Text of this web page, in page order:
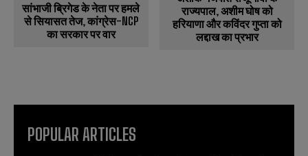
सांभाजी ब्रिगेड के नेता पर हमले
से सियासत तेज, कांग्रेस-NCP
का सरकार पर वार
राज्यपाल, अशीम घोष को
हरियाणा और कविंदर गुप्ता को
लद्दाख का प्रभार
POPULAR ARTICLES